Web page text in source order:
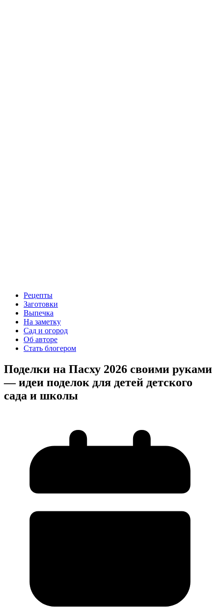
Рецепты
Заготовки
Выпечка
На заметку
Сад и огород
Об авторе
Стать блогером
Поделки на Пасху 2026 своими руками
— идеи поделок для детей детского
сада и школы